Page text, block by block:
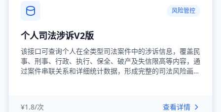
风险管控
个人司法涉诉V2版
该接口可查询个人在全类型司法案件中的涉诉信息，覆盖民
事、刑事、行政、执行、保全、破产及失信限高等内容，通
过案件串联关系和详细统计数据，形成完整的司法风险画…
¥1.8/次 查看详情